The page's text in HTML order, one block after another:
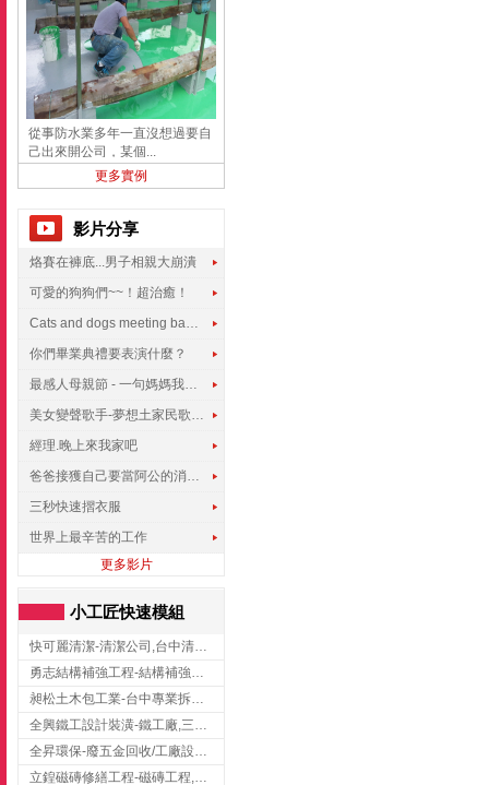
從事防水業多年一直沒想過要自
己出來開公司，某個...
更多實例
影片分享
烙賽在褲底...男子相親大崩潰
可愛的狗狗們~~！超治癒！
Cats and dogs meeting babies for the first time
你們畢業典禮要表演什麼？
最感人母親節 - 一句媽媽我愛你
美女變聲歌手-夢想土家民歌傳遍世界
經理.晚上來我家吧
爸爸接獲自己要當阿公的消息，反應史上最可愛!!!
三秒快速摺衣服
世界上最辛苦的工作
更多影片
小工匠快速模組
快可麗清潔-清潔公司,台中清潔公司,台中居家清潔
勇志結構補強工程-結構補強工程 ,桃園結構補強工程,龍潭結構補強工程
昶松土木包工業-台中專業拆除工程/挖土機出租
全興鐵工設計裝潢-鐵工廠,三峽鐵工廠,台北鐵工廠
全昇環保-廢五金回收/工廠設備收購/機械設備回收/高價收購廠房設備
立鍠磁磚修繕工程-磁磚工程,磁磚修補,新竹磁磚工程